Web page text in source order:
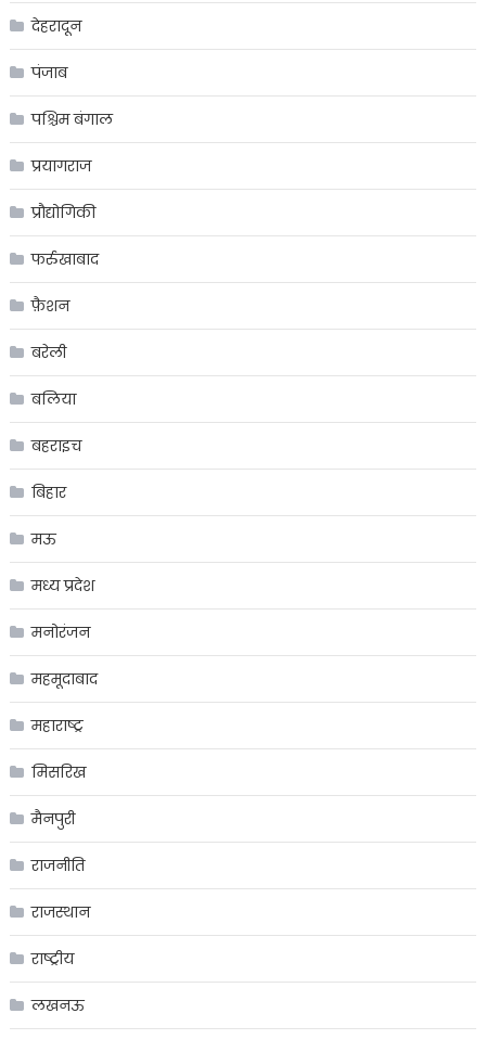
देहरादून
पंजाब
पश्चिम बंगाल
प्रयागराज
प्रौद्योगिकी
फर्रुखाबाद
फ़ैशन
बरेली
बलिया
बहराइच
बिहार
मऊ
मध्य प्रदेश
मनोरंजन
महमूदाबाद
महाराष्ट्र
मिसरिख
मैनपुरी
राजनीति
राजस्थान
राष्ट्रीय
लखनऊ